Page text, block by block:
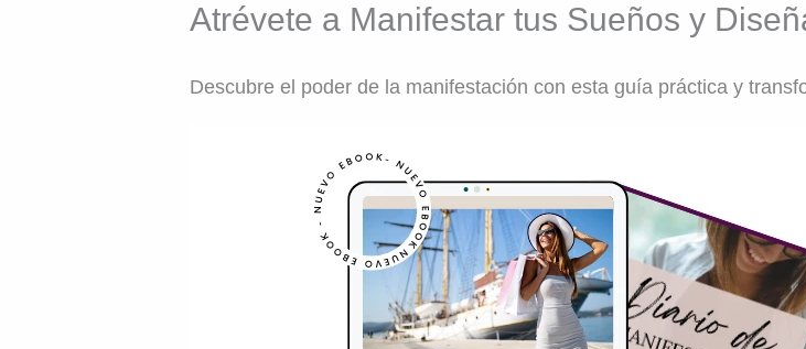
Atrévete a Manifestar tus Sueños y
Descubre el poder de la manifestación con esta guía práctica y